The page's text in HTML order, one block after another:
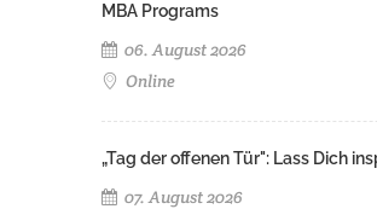
MBA Programs
06. August 2026
Online
„Tag der offenen Tür": Lass Dich
07. August 2026